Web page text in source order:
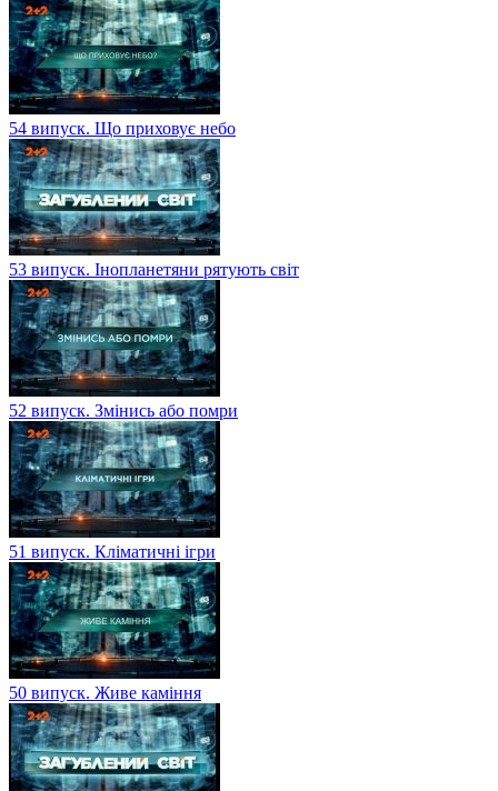
54 випуск. Що приховує небо
53 випуск. Інопланетяни рятують світ
52 випуск. Змінись або помри
51 випуск. Кліматичні ігри
50 випуск. Живе каміння